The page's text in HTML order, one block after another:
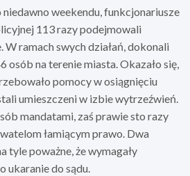
weekendu, funkcjonariusze
113 razy podejmowali
W ramach swych działań, dokonali
osób na terenie miasta. Okazało się,
pomocy w osiągnięciu
umieszczeni w izbie wytrzeźwień.
mandatami, zaś prawie sto razy
łamiącym prawo. Dwa
tyle poważne, że wymagały
ukaranie do sądu.